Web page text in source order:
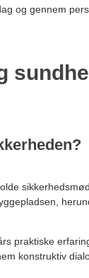
og gennem
praktiske
konstruktiv